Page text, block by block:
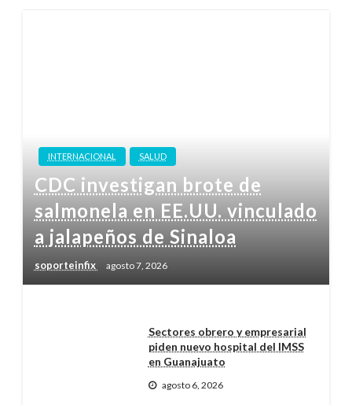
INTERNACIONAL SALUD
CDC investigan brote de
salmonela en EE.UU. vinculado
a jalapeños de Sinaloa
soporteinfix agosto 7, 2026
Sectores obrero y empresarial
piden nuevo hospital del IMSS
en Guanajuato
agosto 6, 2026